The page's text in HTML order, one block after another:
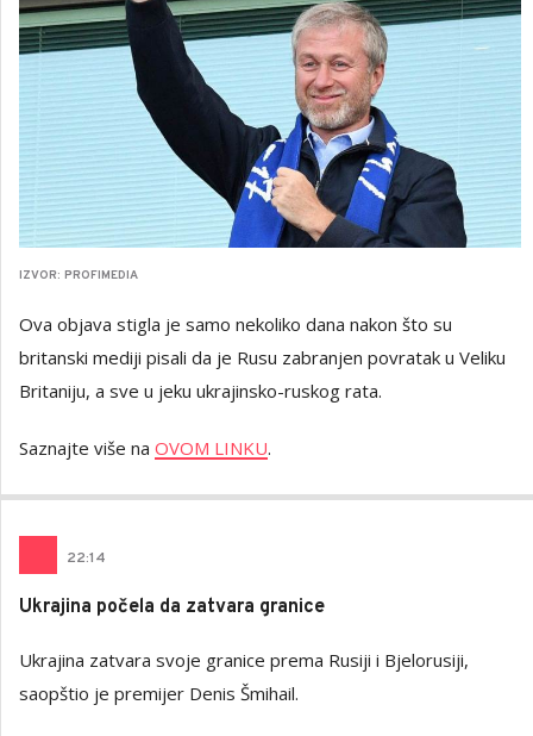
IZVOR: PROFIMEDIA
Ova objava stigla je samo nekoliko dana nakon što su
britanski mediji pisali da je Rusu zabranjen povratak u Veliku
Britaniju, a sve u jeku ukrajinsko-ruskog rata.
Saznajte više na OVOM LINKU.
22:14
Ukrajina počela da zatvara granice
Ukrajina zatvara svoje granice prema Rusiji i Bjelorusiji,
saopštio je premijer Denis Šmihail.